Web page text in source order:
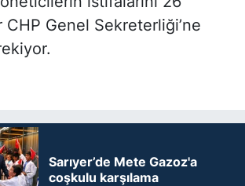
CHP Genel Sekreterliği’ne
Sarıyer’de Mete Gazoz'a
coşkulu karşılama